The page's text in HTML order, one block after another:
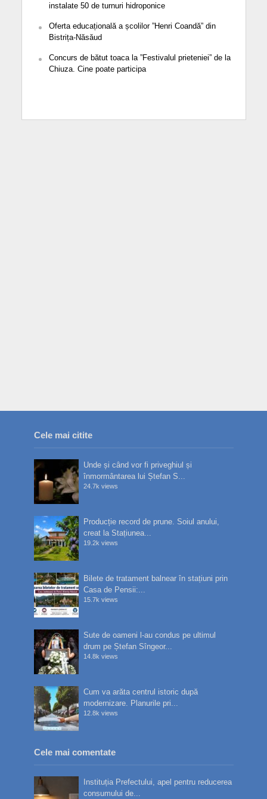
instalate 50 de turnuri hidroponice
Oferta educațională a școlilor ”Henri Coandă” din
Bistrița-Năsăud
Concurs de bătut toaca la ”Festivalul prieteniei” de la
Chiuza. Cine poate participa
Cele mai citite
Unde și când vor fi priveghiul și
înmormântarea lui Ștefan S...
24.7k views
Producție record de prune. Soiul anului,
creat la Stațiunea...
19.2k views
Bilete de tratament balnear în stațiuni prin
Casa de Pensii:...
15.7k views
Sute de oameni l-au condus pe ultimul
drum pe Ștefan Sîngeor...
14.8k views
Cum va arăta centrul istoric după
modernizare. Planurile pri...
12.8k views
Cele mai comentate
Instituția Prefectului, apel pentru reducerea
consumului de...